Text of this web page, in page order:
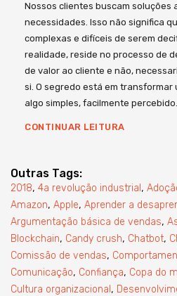
Nossos clientes buscam soluções
necessidades. Isso não significa
complexas e difíceis de serem
realidade, reside no processo de
de valor ao cliente e não,
si. O segredo está em transformar
algo simples, facilmente percebido.
CONTINUAR LEITURA
Outras Tags:
2018, 4a revolução industrial ,
Amazon, Apple, Aprender a
Argumentação básica de vendas,
Blockchain, Candy crush, Chatbot,
Comissão de vendas,
Comunicação, Confiança, Copa do
Cultura organizacional ,